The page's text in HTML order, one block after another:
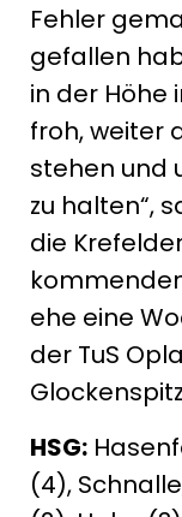
Fehler
gefallen
in der Höhe
froh, weiter
stehen und
zu halten“,
die
ehe eine
der TuS
HSG:
(4),